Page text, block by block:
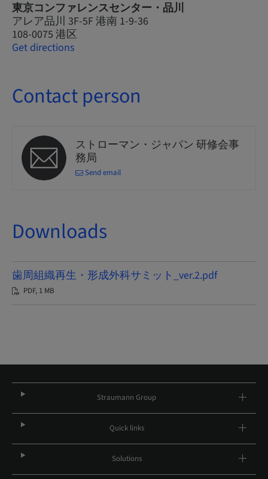
東京コンファレンスセンター・品川
アレア品川 3F-5F 港南 1-9-36
108-0075 港区
Get directions
Contact person
ストローマン・ジャパン 研修会事
務局
Send email
Downloads
歯周組織再生・形成外科サミット_ver.2.pdf
PDF, 1 MB
Straumann Group
Quick links
Solutions